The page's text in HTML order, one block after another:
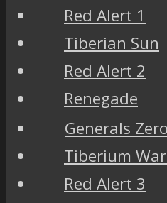
Red Alert 1
Tiberian Sun
Red Alert 2
Renegade
Generals
Tiberium
Red Alert 3